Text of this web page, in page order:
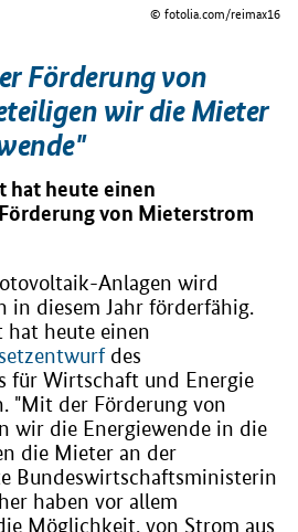
© fotolia.com/reimax16
Förderung von
wir die Mieter
hat heute einen
von Mieterstrom
Anlagen wird
in diesem Jahr förderfähig.
hat heute einen
des
für Wirtschaft und Energie
"Mit der Förderung von
wir die Energiewende in die
die Mieter an der
Bundeswirtschaftsministerin
haben vor allem
Möglichkeit, von Strom aus